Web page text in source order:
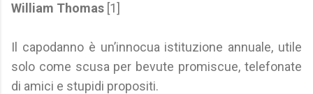
William Thomas [1]
Il capodanno è un’innocua istituzione annuale, utile
solo come scusa per bevute promiscue, telefonate
di amici e stupidi propositi.